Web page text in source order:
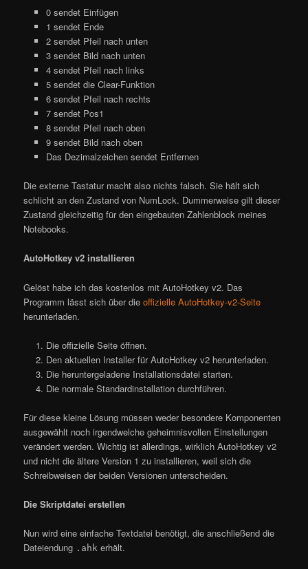
0 sendet Einfügen
1 sendet Ende
2 sendet Pfeil nach unten
3 sendet Bild nach unten
4 sendet Pfeil nach links
5 sendet die Clear-Funktion
6 sendet Pfeil nach rechts
7 sendet Pos1
8 sendet Pfeil nach oben
9 sendet Bild nach oben
Das Dezimalzeichen sendet Entfernen
Die externe Tastatur macht also nichts falsch. Sie hält sich
schlicht an den Zustand von NumLock. Dummerweise gilt dieser
Zustand gleichzeitig für den eingebauten Zahlenblock meines
Notebooks.
AutoHotkey v2 installieren
Gelöst habe ich das kostenlos mit AutoHotkey v2. Das
Programm lässt sich über dieoffizielle AutoHotkey-v2-Seite
herunterladen.
Die offizielle Seite öffnen.
Den aktuellen Installer für AutoHotkey v2 herunterladen.
Die heruntergeladene Installationsdatei starten.
Die normale Standardinstallation durchführen.
Für diese kleine Lösung müssen weder besondere Komponenten
ausgewählt noch irgendwelche geheimnisvollen Einstellungen
verändert werden. Wichtig ist allerdings, wirklich AutoHotkey v2
und nicht die ältere Version 1 zu installieren, weil sich die
Schreibweisen der beiden Versionen unterscheiden.
Die Skriptdatei erstellen
Nun wird eine einfache Textdatei benötigt, die anschließend die
Dateiendung .ahk erhält.